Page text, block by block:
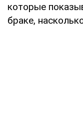
которые
браке,